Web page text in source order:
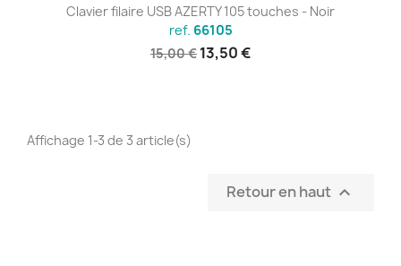
Clavier filaire USB AZERTY 105 touches - Noir
ref. 66105
15,00 € 13,50 €
Affichage 1-3 de 3 article(s)
Retour en haut 